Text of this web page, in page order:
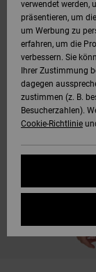
verwendet werden,
präsentieren, um
um Werbung zu
erfahren, um die
verbessern. Sie
Ihrer Zustimmung
dagegen
zustimmen (z. B.
Besucherzahlen).
Cookie-Richtlinie